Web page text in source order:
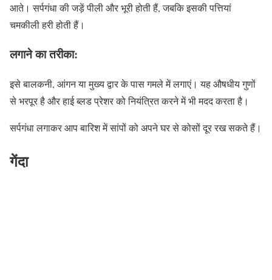
आते। सर्पगंधा की जड़ें पीली और भूरी होती हैं, जबकि इसकी पत्तियां
चमकीली हरी होती हैं।
लगाने का तरीका:
इसे बालकनी, आंगन या मुख्य द्वार के पास गमले में लगाएं। यह औषधीय गुणों
से भरपूर है और हाई ब्लड प्रेशर को नियंत्रित करने में भी मदद करता है।
सर्पगंधा लगाकर आप बारिश में सांपों को अपने घर से कोसों दूर रख सकते हैं।
गेंदा